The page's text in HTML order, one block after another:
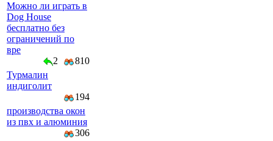
Можно ли играть в
Dog House
бесплатно без
ограничений по
вре
2
810
Турмалин
индиголит
194
производства окон
из пвх и алюминия
306